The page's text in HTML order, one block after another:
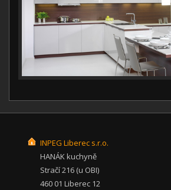
INPEG Liberec s.r.o.
HANÁK kuchyně
Stračí 216 (u OBI)
460 01 Liberec 12